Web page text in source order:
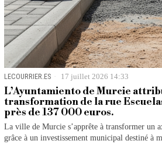
LECOURRIER.ES 17 juillet 2026 14:33
L’Ayuntamiento de Murcie
transformation de la rue
près de 137 000 euros.
La ville de Murcie s’apprête à transformer un
grâce à un investissement municipal destiné à